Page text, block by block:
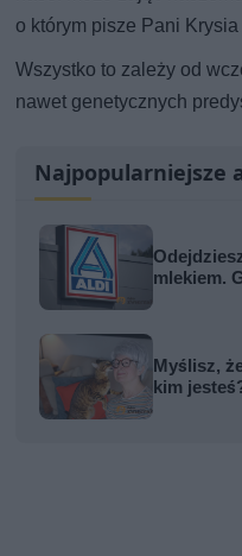
o którym pisze Pani Krysia
Wszystko to zależy od
nawet genetycznych
Najpopularniejsze
mlekiem.
Myślisz,
kim